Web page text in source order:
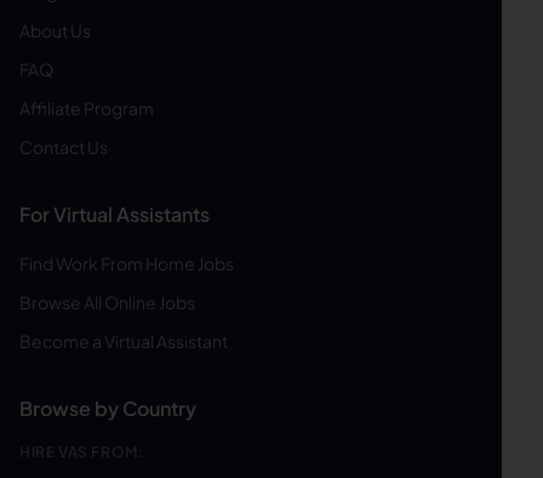
About Us
FAQ
Affiliate Program
Contact Us
For Virtual Assistants
Find Work From Home Jobs
Browse All Online Jobs
Become a Virtual Assistant
Browse by Country
HIRE VAS FROM: